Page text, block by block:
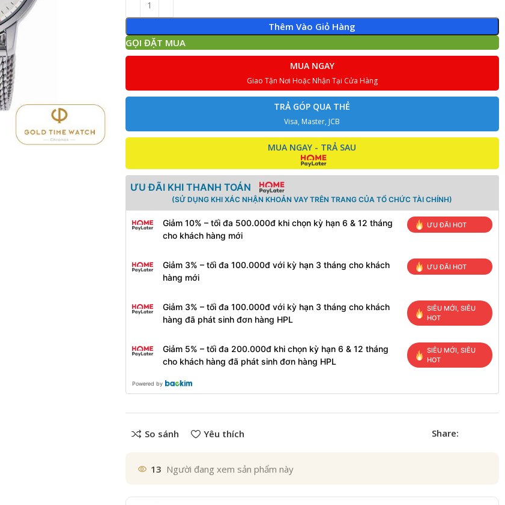
Thêm Vào Giỏ Hàng
GỌI ĐẶT MUA
MUA NGAY
Giao Tận Nơi Hoặc Nhận Tại Cửa Hàng
TRẢ GÓP QUA THẺ
Visa, Master, JCB
MUA NGAY - TRẢ SAU
ƯU ĐÃI KHI THANH TOÁN
(SỬ DỤNG KHI XÁC NHẬN KHOẢN VAY TRÊN TRANG CỦA TỔ CHỨC TÀI CHÍNH)
Giảm 10% – tối đa 500.000đ khi chọn kỳ hạn 6 & 12 tháng
cho khách hàng mới
ƯU ĐÃI HOT
Giảm 3% – tối đa 100.000đ với kỳ hạn 3 tháng cho khách
hàng mới
ƯU ĐÃI HOT
Giảm 3% – tối đa 100.000đ với kỳ hạn 3 tháng cho khách
hàng đã phát sinh đơn hàng HPL
SIÊU MỚI, SIÊU
HOT
Giảm 5% – tối đa 200.000đ khi chọn kỳ hạn 6 & 12 tháng
cho khách hàng đã phát sinh đơn hàng HPL
SIÊU MỚI, SIÊU
HOT
Powered by
So sánh Yêu thích Share:
13 Người đang xem sản phẩm này